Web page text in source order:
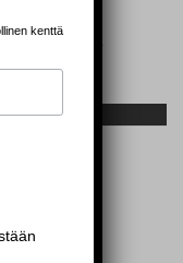
kenttä